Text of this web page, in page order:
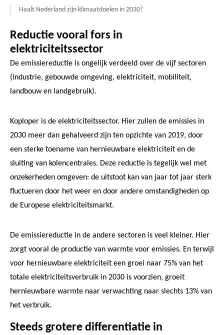
Haalt Nederland zijn klimaatdoelen in 2030?
Reductie vooral fors in
elektriciteitssector
De emissiereductie is ongelijk verdeeld over de vijf sectoren
(industrie, gebouwde omgeving, elektriciteit, mobiliteit,
landbouw en landgebruik).
Koploper is de elektriciteitssector. Hier zullen de emissies in
2030 meer dan gehalveerd zijn ten opzichte van 2019, door
een sterke toename van hernieuwbare elektriciteit en de
sluiting van kolencentrales. Deze reductie is tegelijk wel met
onzekerheden omgeven: de uitstoot kan van jaar tot jaar sterk
fluctueren door het weer en door andere omstandigheden op
de Europese elektriciteitsmarkt.
De emissiereductie in de andere sectoren is veel kleiner. Hier
zorgt vooral de productie van warmte voor emissies. En terwijl
voor hernieuwbare elektriciteit een groei naar 75% van het
totale elektriciteitsverbruik in 2030 is voorzien, groeit
hernieuwbare warmte naar verwachting naar slechts 13% van
het verbruik.
Steeds grotere differentiatie in